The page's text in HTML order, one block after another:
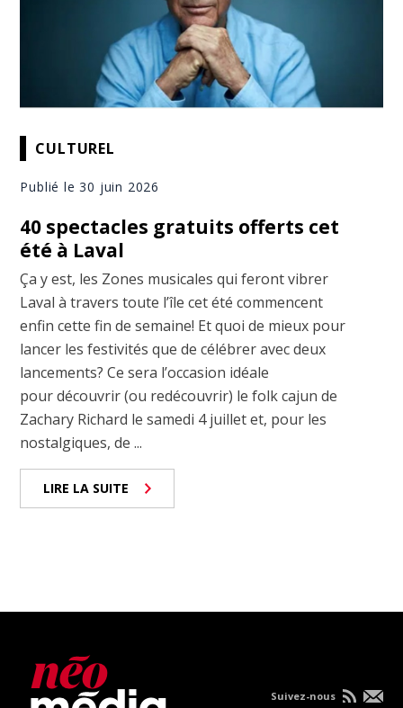
CULTUREL
Publié le 30 juin 2026
40 spectacles gratuits offerts cet
été à Laval
Ça y est, les Zones musicales qui feront vibrer
Laval à travers toute l’île cet été commencent
enfin cette fin de semaine! Et quoi de mieux pour
lancer les festivités que de célébrer avec deux
lancements? Ce sera l’occasion idéale
pour découvrir (ou redécouvrir) le folk cajun de
Zachary Richard le samedi 4 juillet et, pour les
nostalgiques, de ...
LIRE LA SUITE
Suivez-nous